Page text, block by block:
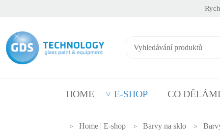
HOME E-SHOP CO
Home | E-shop Barvy na sklo